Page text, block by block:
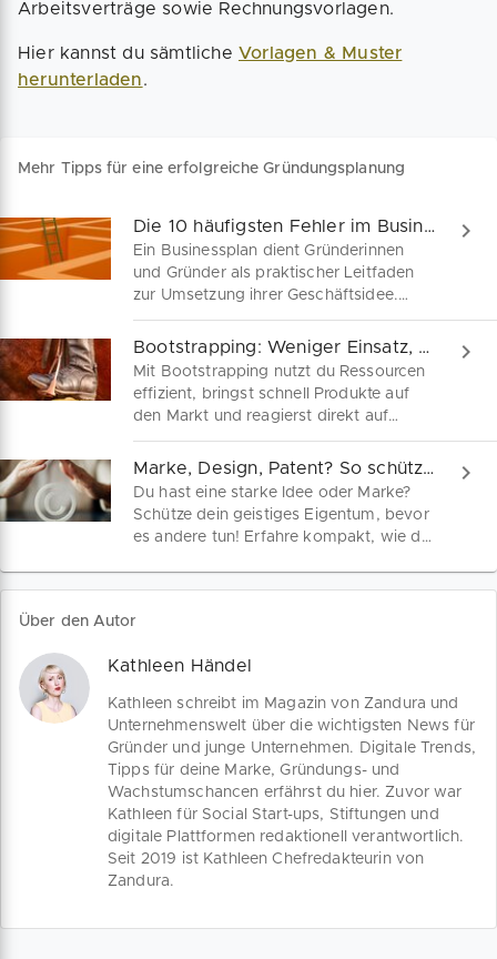
Arbeitsverträge sowie Rechnungsvorlagen.
Hier kannst du sämtliche Vorlagen & Muster
herunterladen.
Mehr Tipps für eine erfolgreiche Gründungsplanung
Die 10 häufigsten Fehler im Businessplan
Ein Businessplan dient Gründerinnen
und Gründer als praktischer Leitfaden
zur Umsetzung ihrer Geschäftsidee.
Damit dein Businessplan auch Banken
und Kapitalgeber überzeugt, solltest du
beim Schreiben besonders sorgfältig
vorgehen. Wir lotsen dich durch das
Labyrinth der häufigsten Fehler bei der
Bootstrapping: Weniger Einsatz, mehr Erfolg!
Mit Bootstrapping nutzt du Ressourcen
effizient, bringst schnell Produkte auf
den Markt und reagierst direkt auf
Kundenfeedback. Warum es
wirtschaftlich sinnvoller ist, ein
Geschäftsmodell nach der 80/20-Regel
zu entwickeln, anstatt nach Perfektion
zu streben, liest du hier.
Marke, Design, Patent? So schützt du dein Business
Du hast eine starke Idee oder Marke?
Schütze dein geistiges Eigentum, bevor
es andere tun! Erfahre kompakt, wie du
Über den Autor
Kathleen Händel
Kathleen schreibt im Magazin von Zandura und
Unternehmenswelt über die wichtigsten News für
Gründer und junge Unternehmen. Digitale Trends,
Tipps für deine Marke, Gründungs- und
Wachstumschancen erfährst du hier. Zuvor war
Kathleen für Social Start-ups, Stiftungen und
digitale Plattformen redaktionell verantwortlich.
Seit 2019 ist Kathleen Chefredakteurin von
Zandura.